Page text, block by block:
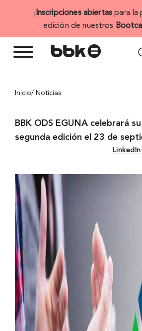
¡ Inscripciones abiertas para la
edición de nuestros
Inicio/ Noticias
BBK ODS EGUNA celebrará su
segunda edición el 23 de
LinkedIn